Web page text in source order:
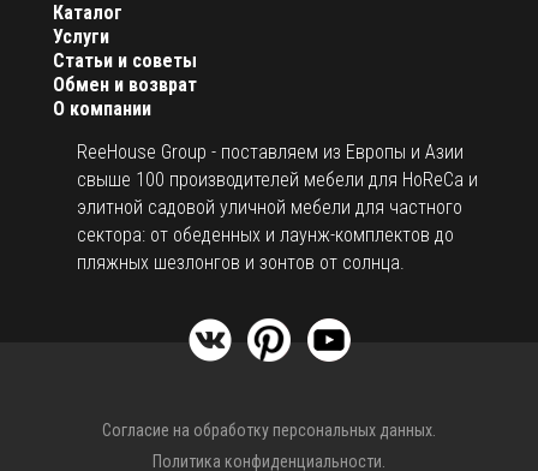
О компании
ReeHouse Group - поставляем из Европы и Азии
свыше 100 производителей мебели для HoReCa и
элитной садовой уличной мебели для частного
сектора: от обеденных и лаунж-комплектов до
пляжных шезлонгов и зонтов от солнца.
Каталог
Услуги
Статьи и советы
Обмен и возврат
Согласие на обработку персональных данных.
Политика конфиденциальности.